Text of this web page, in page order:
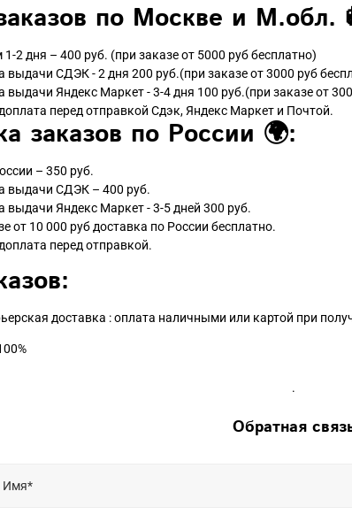
по Москве и М.обл.
1-2 дня – 400 руб. (при заказе от 5000 руб бесплатно)
выдачи СДЭК - 2 дня 200 руб.(при заказе от 3000 руб
выдачи Яндекс Маркет - 3-4 дня 100 руб.(при заказе от
перед отправкой Сдэк, Яндекс Маркет и Почтой.
заказов по России 🌍:
– 350 руб.
выдачи СДЭК – 400 руб.
выдачи Яндекс Маркет - 3-5 дней 300 руб.
от 10 000 руб доставка по России бесплатно.
перед отправкой.
доставка : оплата наличными или картой при
.
Обратная